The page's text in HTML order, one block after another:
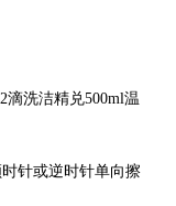
洗洁精兑500ml温
针或逆时针单向擦